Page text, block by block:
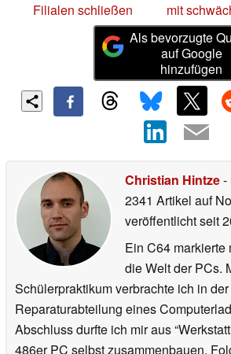
Filialen schließen
mit
Als bevorzugte
auf Google
hinzufügen
Christian Hintze-
2341 Artikel auf
veröffentlichtseit
Ein C64
die Welt der PCs.
Schülerpraktikum verbrachte ich in der
Reparaturabteilung eines
Abschluss durfte ich mir aus
486er PC selbst zusammenbauen.